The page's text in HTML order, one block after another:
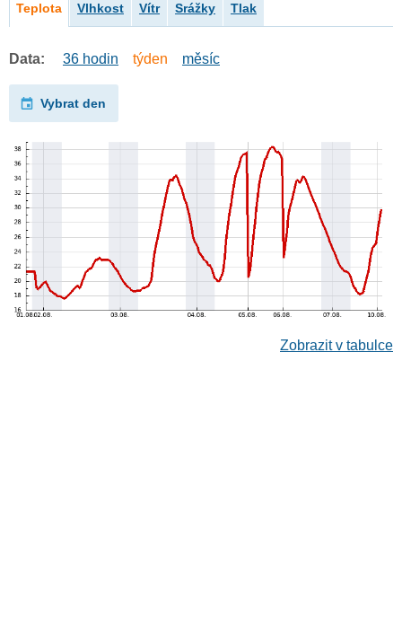
Teplota Vlhkost Vítr Srážky Tlak
Data: 36 hodin týden měsíc
Vybrat den
Zobrazit v tabulce